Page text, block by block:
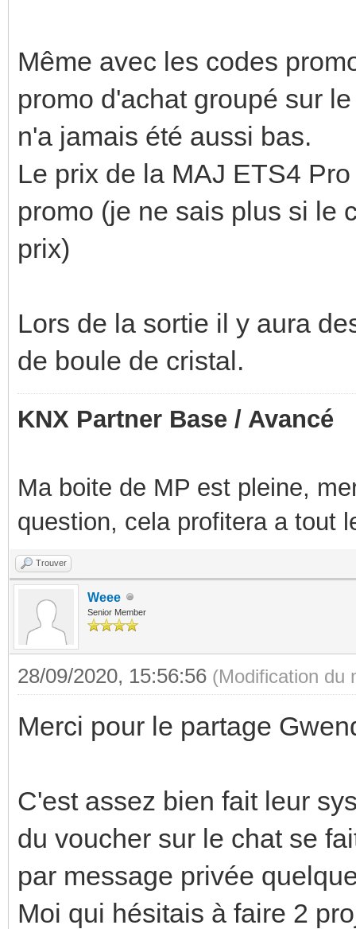
Même avec les codes
promo d'achat groupé sur
n'a jamais été aussi bas.
Le prix de la MAJ ETS4
promo (je ne sais plus si le
prix)
Lors de la sortie il y aura
de boule de cristal.
KNX Partner Base / Avancé
Ma boite de MP est pleine,
question, cela profitera a tout
Trouver
Weee
Senior Member
28/09/2020, 15:56:56 (Modification du
Merci pour le partage
C'est assez bien fait leur
du voucher sur le chat se
par message privée
Moi qui hésitais à faire 2